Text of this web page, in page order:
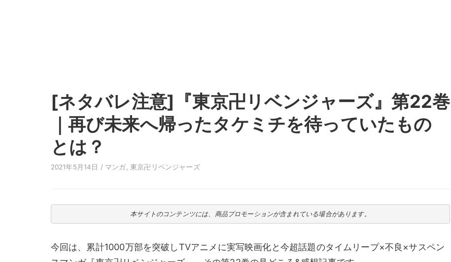
[ネタバレ注意]『東京卍リベンジャーズ』第22巻
｜再び未来へ帰ったタケミチを待っていたもの
とは？
2021年5月14日 / マンガ 東京卍リベンジャーズ
本サイトのコンテンツには、商品プロモーションが含まれている場合があります。
今回は、累計1000万部を突破しTVアニメに実写映画化と今超話題のタイムリープ×不良×サスペン